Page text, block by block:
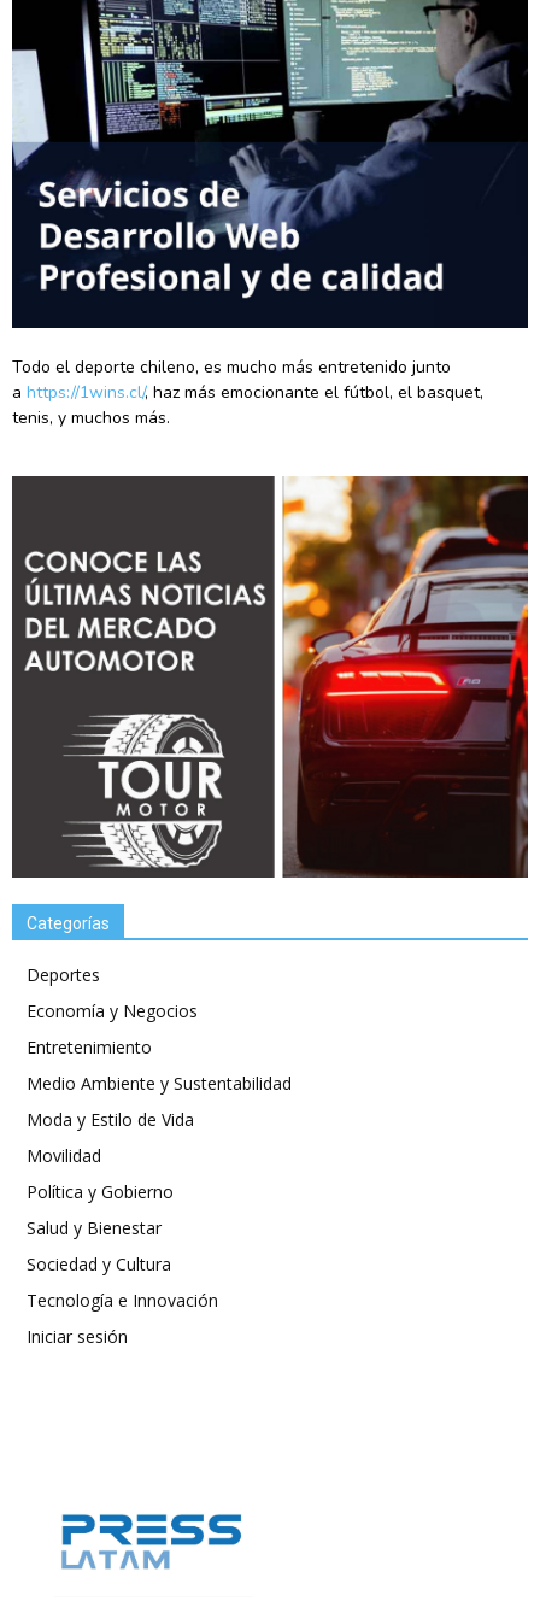
Todo el deporte chileno, es mucho más entretenido junto
a https://1wins.cl/, haz más emocionante el fútbol, el basquet,
tenis, y muchos más.
Categorías
Deportes
Economía y Negocios
Entretenimiento
Medio Ambiente y Sustentabilidad
Moda y Estilo de Vida
Movilidad
Política y Gobierno
Salud y Bienestar
Sociedad y Cultura
Tecnología e Innovación
Iniciar sesión